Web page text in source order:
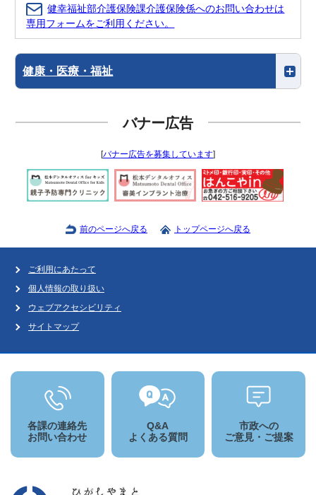
健幸福祉部介護保険課介護保険係へのお問い合わせは
専用フォームをご利用ください。
健康・医療・福祉
バナー広告
[バナー広告を募集しています]
前のページへ戻る トップページへ戻る
ご利用にあたって
個人情報の取り扱い
ウェブアクセシビリティ
サイトマップ
各課の連絡先
お問い合わせ
Q&A
よくある質問
市政への
ご意見・ご提案